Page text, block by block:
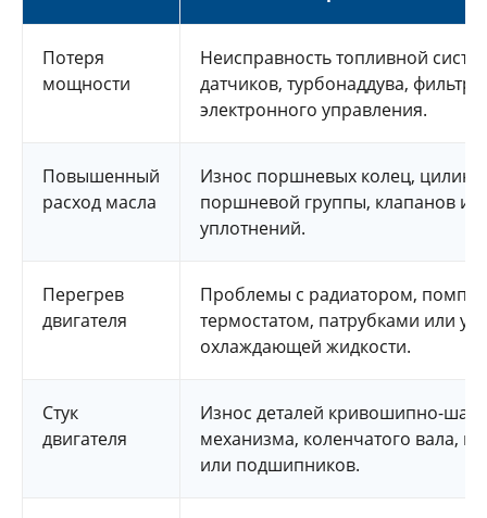
Потеря
мощности
Неисправность топливной
датчиков, турбонаддува,
электронного управления.
Повышенный
расход масла
Износ поршневых колец,
поршневой группы, клапанов
уплотнений.
Перегрев
двигателя
Проблемы с радиатором,
термостатом, патрубками или
охлаждающей жидкости.
Стук
двигателя
Износ деталей кривошипно-
механизма, коленчатого вала,
или подшипников.